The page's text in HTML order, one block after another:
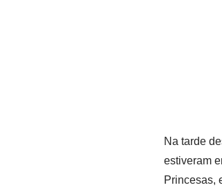
Na tarde
estiveram
Princesas,